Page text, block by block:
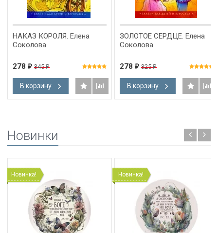
НАКАЗ КОРОЛЯ. Елена
Соколова
278 ₽ 345₽
В корзину
ЗОЛОТОЕ СЕРДЦЕ. Елена
Соколова
278 ₽ 325₽
В корзину
Новинки
Новинка! Новинка!